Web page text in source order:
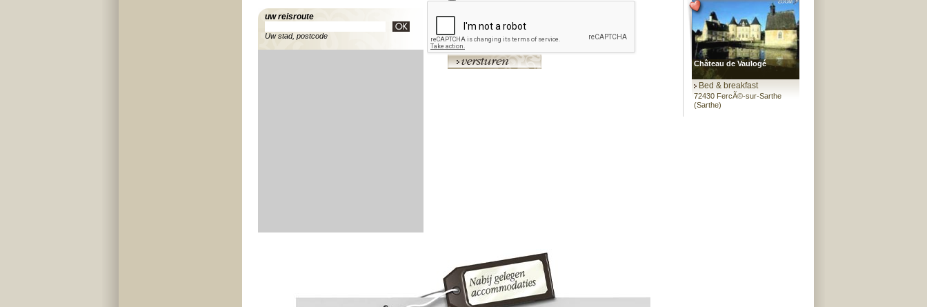
uw reisroute
Uw stad, postcode
Château de Vaulogé
Bed & breakfast
72430 FercÃ©-sur-Sarthe
(Sarthe)